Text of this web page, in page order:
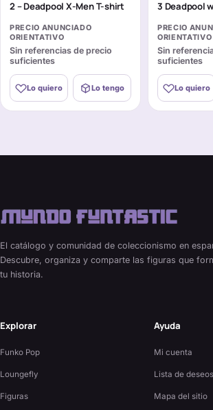
2 – Deadpool X-Men T-shirt
PRECIO ANUNCIADO
ORIENTATIVO
Sin referencias de precio
suficientes
Lo quiero Lo tengo
3 Deadpool
PRECIO
ORIENTATIVO
Sin
suficientes
Lo quiero
El catálogo y comunidad de coleccionismo en
Descubre, organiza y comparte las figuras que
tu historia.
Explorar
Funko Pop
Loungefly
Figuras
Ayuda
Mi cuenta
Lista de deseos
Mapa del sitio